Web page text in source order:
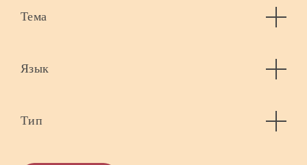
Тема
Язык
Тип